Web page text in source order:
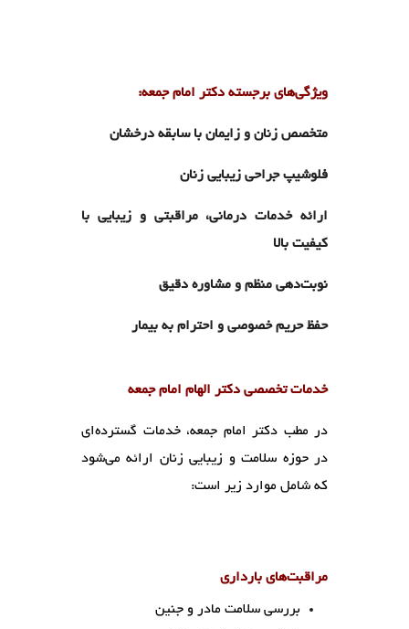
ویژگی‌های برجسته دکتر امام جمعه:
متخصص زنان و زایمان با سابقه درخشان
فلوشیپ جراحی زیبایی زنان
ارائه خدمات درمانی، مراقبتی و زیبایی با
کیفیت بالا
نوبت‌دهی منظم و مشاوره دقیق
حفظ حریم خصوصی و احترام به بیمار
خدمات تخصصی دکتر الهام امام جمعه
در مطب دکتر امام جمعه، خدمات گسترده‌ای
در حوزه سلامت و زیبایی زنان ارائه می‌شود
که شامل موارد زیر است:
مراقبت‌های بارداری
بررسی سلامت مادر و جنین